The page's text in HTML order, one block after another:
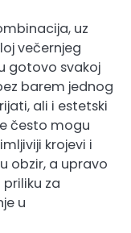
uz
večernjeg
gotovo svakoj
barem jednog
ali i estetski
često mogu
krojevi i
obzir, a upravo
za
u